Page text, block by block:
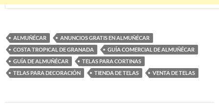
ALMUÑÉCAR
ANUNCIOS GRATIS EN ALMUÑÉCAR
COSTA TROPICAL DE GRANADA
GUÍA COMERCIAL DE ALMUÑÉCAR
GUÍA DE ALMUÑÉCAR
TELAS PARA CORTINAS
TELAS PARA DECORACIÓN
TIENDA DE TELAS VENTA DE TELAS